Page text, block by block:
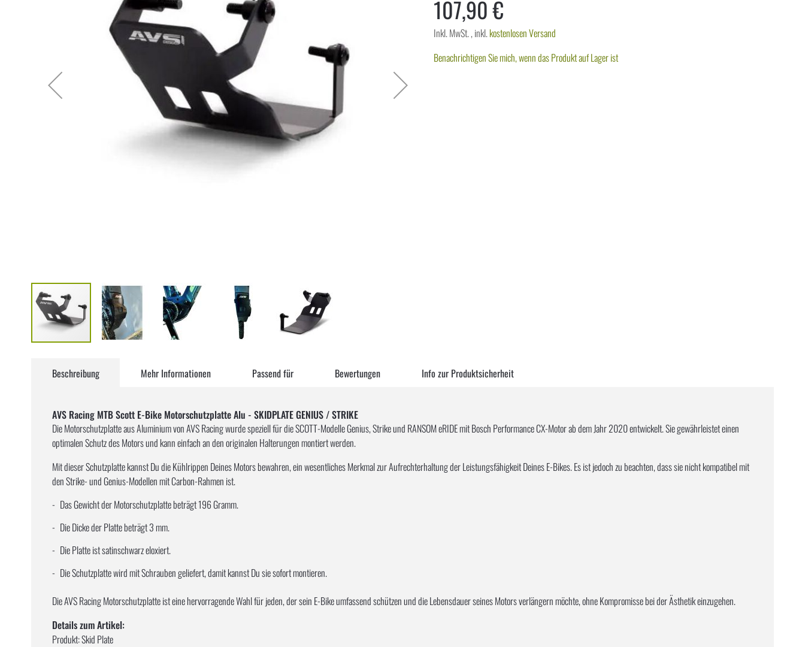
107,90 €
Inkl. MwSt., inkl.kostenlosen Versand
Benachrichtigen Sie mich, wenn das Produkt auf Lager ist
Beschreibung
AVS Racing MTB Scott E-Bike Motorschutzplatte Alu - SKIDPLATE GENIUS / STRIKE
Die Motorschutzplatte aus Aluminium von AVS Racing wurde speziell für die SCOTT-Modelle Genius, Strike und RANSOM eRIDE mit Bosch Performance CX-Motor ab dem Jahr 2020 entwickelt. Sie gewährleistet einen
optimalen Schutz des Motors und kann einfach an den originalen Halterungen montiert werden.
Mit dieser Schutzplatte kannst Du die Kühlrippen Deines Motors bewahren, ein wesentliches Merkmal zur Aufrechterhaltung der Leistungsfähigkeit Deines E-Bikes. Es ist jedoch zu beachten, dass sie nicht kompatibel mit
den Strike- und Genius-Modellen mit Carbon-Rahmen ist.
Das Gewicht der Motorschutzplatte beträgt 196 Gramm.
Die Dicke der Platte beträgt 3 mm.
Die Platte ist satinschwarz eloxiert.
Die Schutzplatte wird mit Schrauben geliefert, damit kannst Du sie sofort montieren.
Die AVS Racing Motorschutzplatte ist eine hervorragende Wahl für jeden, der sein E-Bike umfassend schützen und die Lebensdauer seines Motors verlängern möchte, ohne Kompromisse bei der Ästhetik einzugehen.
Details zum Artikel:
Produkt: Skid Plate
Mehr Informationen Passend für Bewertungen Info zur Produktsicherheit